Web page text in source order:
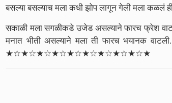
बसल्या बसल्याच मला कधी झोप लागून गेली मला कळलं
सकाळी मला सगळीकडे उजेड असल्याने फारच फ्रेश वाटत
मनात भीती असल्याने मला ती फारच भयानक वाटली.
★☆★☆★☆★☆★☆★☆★☆★☆★☆★